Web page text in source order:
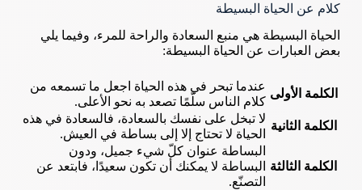
كلام عن الحياة البسيطة
الحياة البسيطة هي منبع السعادة والراحة للمرء، وفيما يلي
بعض العبارات عن الحياة البسيطة:
الكلمة الأولى
عندما تبحر في هذه الحياة اجعل ما تسمعه من
كلام الناس سلّمًا تصعد به نحو الأعلى.
الكلمة الثانية
لا تبخل على نفسك بالسعادة، فالسعادة في هذه
الحياة لا تحتاج إلا إلى بساطة في العيش.
الكلمة الثالثة
البساطة عنوان كلّ شيء جميل، ودون
البساطة لا يمكنك أن تكون سعيدًا، فابتعد عن
التصنّع.